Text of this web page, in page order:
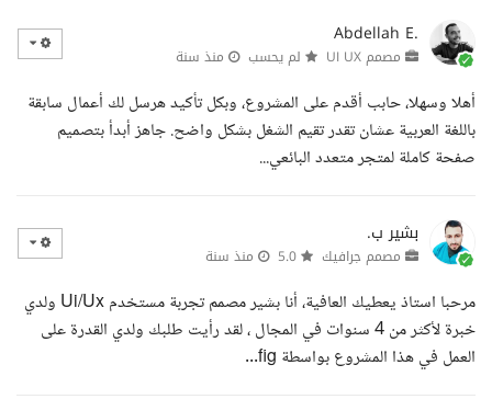
Abdellah E.
مصمم UI UX لم يحسب منذ سنة
أهلا وسهلا، حابب أقدم على المشروع، وبكل تأكيد هرسل لك أعمال سابقة
باللغة العربية عشان تقدر تقيم الشغل بشكل واضح. جاهز أبدأ بتصميم
صفحة كاملة لمتجر متعدد البائعي...
بشير ب.
مصمم جرافيك منذ سنة
مرحبا استاذ يعطيك العافية، أنا بشير مصمم تجربة مستخدم Ui/Ux ولدي
خبرة لأكثر من 4 سنوات في المجال ، لقد رأيت طلبك ولدي القدرة على
العمل في هذا المشروع بواسطة fig...